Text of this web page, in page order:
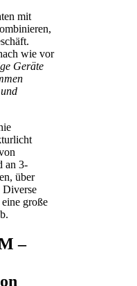
mit
wie vor
Geräte
an 3-
über
Diverse
große
–